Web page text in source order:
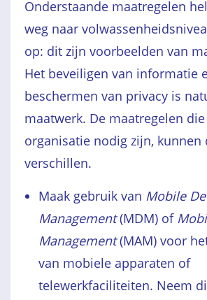
Onderstaande maatregelen
weg naar
op: dit zijn voorbeelden van
Het beveiligen van informatie
beschermen van privacy is
maatwerk. De maatregelen
organisatie nodig zijn, kunnen
verschillen.
Maak gebruik van Mobile
Management(MDM) of
Management(MAM) voor
van mobiele apparaten of
telewerkfaciliteiten. Neem